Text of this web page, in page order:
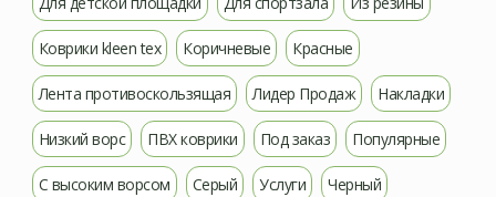
Коврики kleen tex Коричневые Красные
Лента противоскользящая Лидер Продаж Накладки
Низкий ворс ПВХ коврики Под заказ Популярные
С высоким ворсом Серый Услуги Черный